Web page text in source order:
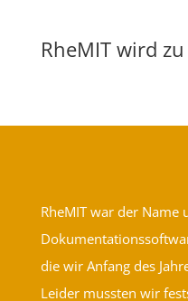
RheMIT wird
RheMIT war der Name
die wir Anfang des
Leider mussten wir